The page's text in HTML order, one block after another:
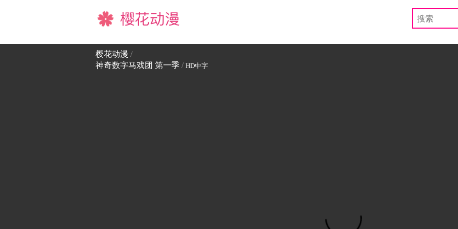
樱花动漫
樱花动漫 /
神奇数字马戏团 第一季 / HD中字